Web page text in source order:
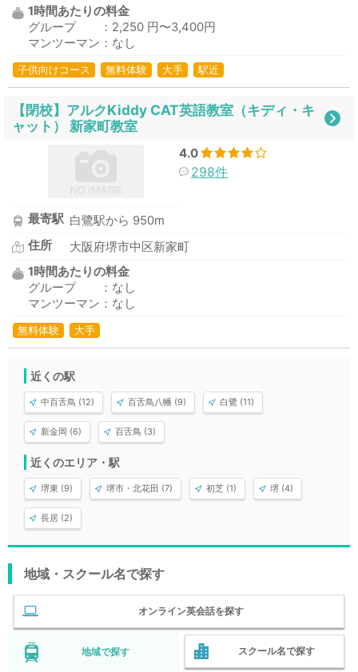
1時間あたりの料金
グループ ：2,250 円〜3,400円
マンツーマン：なし
子供向けコース 無料体験 大手 駅近
【閉校】アルクKiddy CAT英語教室（キディ・キ
ャット） 新家町教室
4.0
298件
最寄駅 白鷺駅から 950m
住所
大阪府堺市中区新家町
1時間あたりの料金
グループ ：なし
マンツーマン：なし
無料体験 大手
近くの駅
中百舌鳥 (12) 百舌鳥八幡 (9) 白鷺 (11)
新金岡 (6) 百舌鳥 (3)
近くのエリア・駅
堺東 (9) 堺市・北花田 (7) 初芝 (1) 堺 (4)
長居 (2)
地域・スクール名で探す
オンライン英会話を探す
地域で探す スクール名で探す